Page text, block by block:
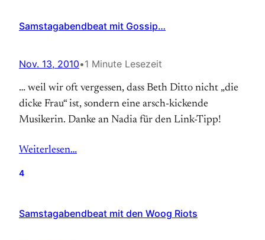
Samstagabendbeat mit Gossip…
Nov. 13, 2010•1 Minute Lesezeit
… weil wir oft vergessen, dass Beth Ditto nicht „die
dicke Frau“ ist, sondern eine arsch-kickende
Musikerin. Danke an Nadia für den Link-Tipp!
Weiterlesen…
4
Samstagabendbeat mit den Woog Riots